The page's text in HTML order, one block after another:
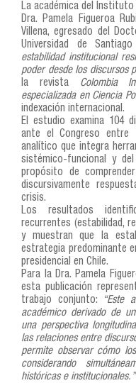
La académica del Instituto
Dra. Pamela Figueroa
Villena, egresado del
Universidad de
estabilidad institucional
poder desde los discursos
la revistaColombia
especializada en Ciencia
indexación internacional.
El estudio examina 104
ante el Congreso entre
analítico que integra
sistémico-funcional y
propósito de
discursivamente
crisis.
Los resultados
recurrentes (estabilidad,
y muestran que la
estrategia predominante
presidencial en Chile.
Para la Dra. Pamela
esta publicación
trabajo conjunto:
“Este
académico derivado de
una perspectiva
las relaciones entre
permite observar cómo
considerando
históricas e institucionales.”